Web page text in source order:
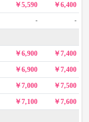
5,590 6,400
- -
6,900 7,400
6,900 7,400
7,000 7,500
7,100 7,600